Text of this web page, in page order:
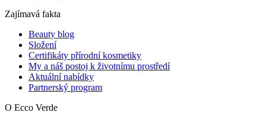
Zajímavá fakta
Beauty blog
Složení
Certifikáty přírodní kosmetiky
My a náš postoj k životnímu prostředí
Aktuální nabídky
Partnerský program
O Ecco Verde